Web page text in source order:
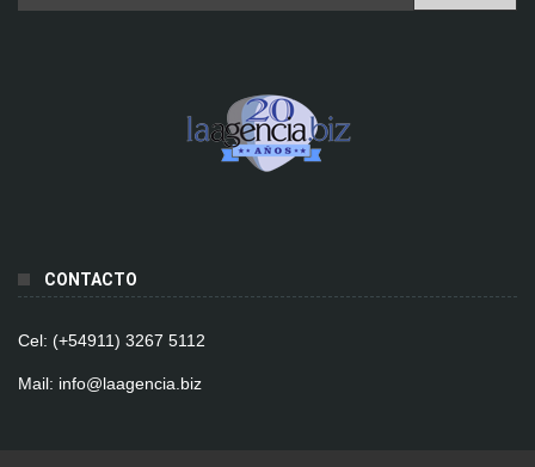
CONTACTO
Cel: (+54911) 3267 5112
Mail: info@laagencia.biz